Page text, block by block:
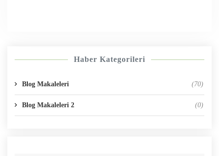
Haber Kategorileri
Blog Makaleleri (70)
Blog Makaleleri 2 (0)